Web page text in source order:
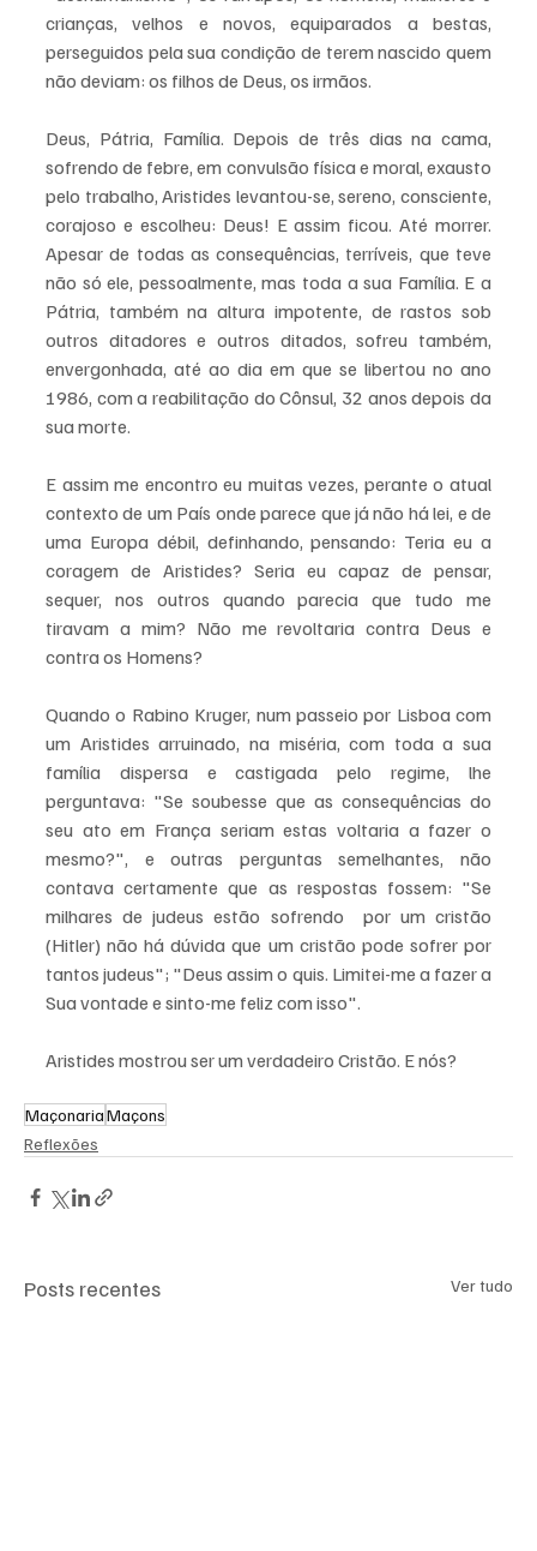
crianças, velhos e novos, equiparados a bestas,
perseguidos pela sua condição de terem nascido quem
não deviam: os filhos de Deus, os irmãos.
Deus, Pátria, Família. Depois de três dias na cama,
sofrendo de febre, em convulsão física e moral, exausto
pelo trabalho, Aristides levantou-se, sereno, consciente,
corajoso e escolheu: Deus! E assim ficou. Até morrer.
Apesar de todas as consequências, terríveis, que teve
não só ele, pessoalmente, mas toda a sua Família. E a
Pátria, também na altura impotente, de rastos sob
outros ditadores e outros ditados, sofreu também,
envergonhada, até ao dia em que se libertou no ano
1986, com a reabilitação do Cônsul, 32 anos depois da
sua morte.
E assim me encontro eu muitas vezes, perante o atual
contexto de um País onde parece que já não há lei, e de
uma Europa débil, definhando, pensando: Teria eu a
coragem de Aristides? Seria eu capaz de pensar,
sequer, nos outros quando parecia que tudo me
tiravam a mim? Não me revoltaria contra Deus e
contra os Homens?
Quando o Rabino Kruger, num passeio por Lisboa com
um Aristides arruinado, na miséria, com toda a sua
família dispersa e castigada pelo regime, lhe
perguntava: "Se soubesse que as consequências do
seu ato em França seriam estas voltaria a fazer o
mesmo?", e outras perguntas semelhantes, não
contava certamente que as respostas fossem: "Se
milhares de judeus estão sofrendo  por um cristão
(Hitler) não há dúvida que um cristão pode sofrer por
tantos judeus"; "Deus assim o quis. Limitei-me a fazer a
Sua vontade e sinto-me feliz com isso".
Aristides mostrou ser um verdadeiro Cristão. E nós?
MaçonariaMaçons
Reflexões
Posts recentes Ver tudo